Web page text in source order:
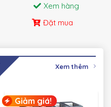
Xem hàng
Đặt mua
Xem thêm
Giảm giá!